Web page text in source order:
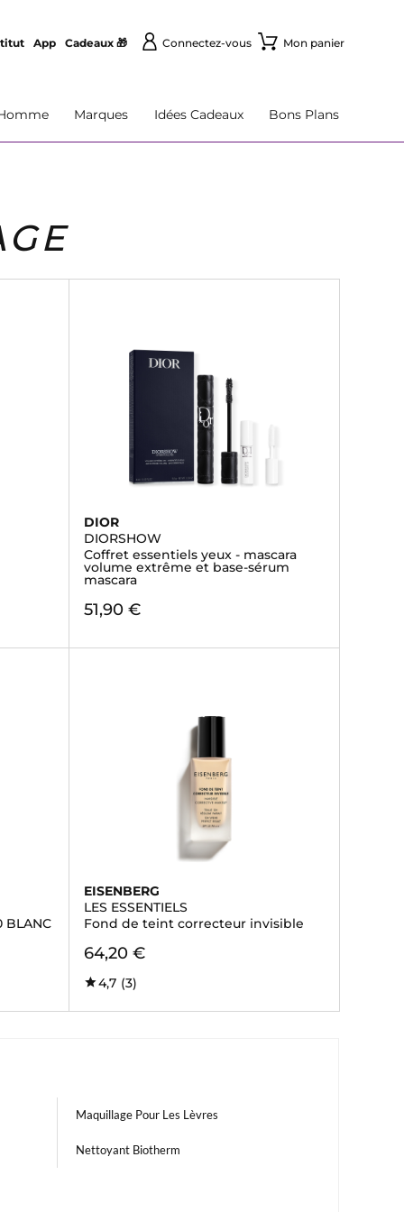
App Cadeaux 🎁 Connectez-vous Mon panier
Marques Idées Cadeaux Bons Plans
DIOR
DIORSHOW
Coffret essentiels yeux - mascara
volume extrême et base-sérum
mascara
51,90 €
BLANC
EISENBERG
LES ESSENTIELS
Fond de teint correcteur invisible
64,20 €
4,7 (3)
Maquillage Pour Les Lèvres
Nettoyant Biotherm